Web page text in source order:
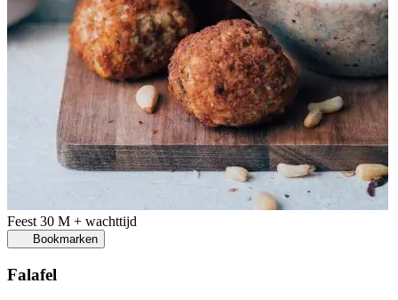
Feest 30 M + wachttijd
Bookmarken
Falafel